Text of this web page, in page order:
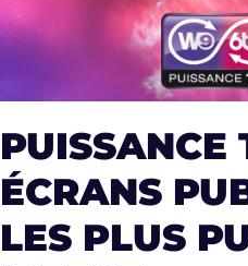
PUISSANCE
ÉCRANS
LES PLUS